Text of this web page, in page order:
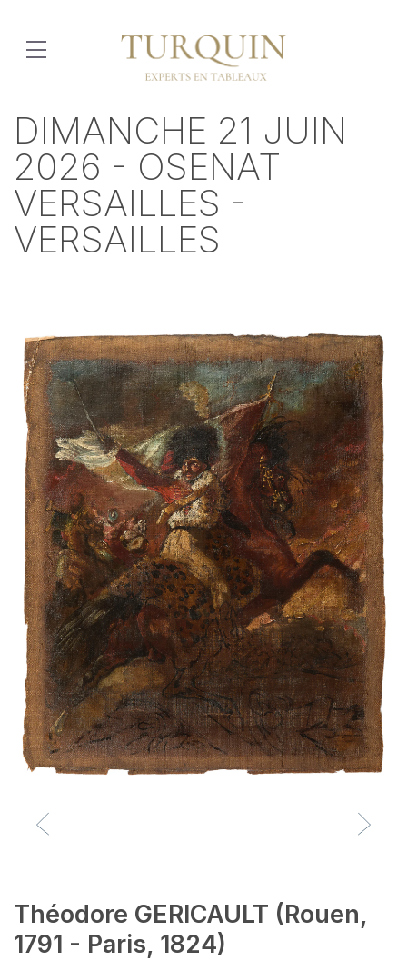
DIMANCHE 21 JUIN
2026 - OSENAT
VERSAILLES -
VERSAILLES
Théodore GERICAULT (Rouen,
1791 - Paris, 1824)